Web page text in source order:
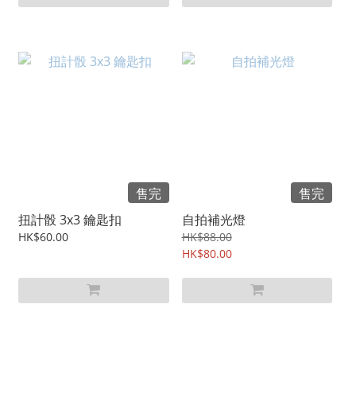
售完
扭計骰 3x3 鑰匙扣
HK$60.00
售完
自拍補光燈
HK$88.00
HK$80.00